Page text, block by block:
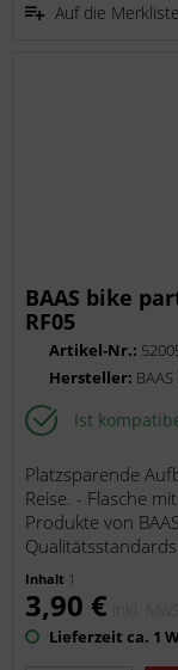
Auf die Merkliste
BAAS bike
RF05
Artikel-Nr.:
Hersteller:
Ist
Platzsparende
Reise. - Flasche
Produkte von
Inhalt 1
3,90 € inkl.
Lieferzeit ca. 1